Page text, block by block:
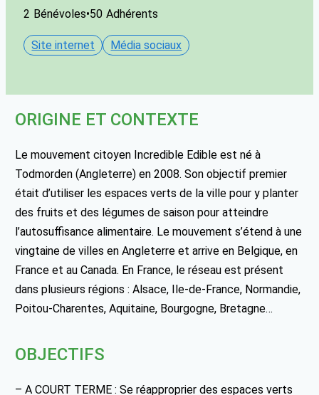
2 Bénévoles•50 Adhérents
Site internet Média sociaux
ORIGINE ET CONTEXTE
Le mouvement citoyen Incredible Edible est né à
Todmorden (Angleterre) en 2008. Son objectif premier
était d’utiliser les espaces verts de la ville pour y planter
des fruits et des légumes de saison pour atteindre
l’autosuffisance alimentaire. Le mouvement s’étend à une
vingtaine de villes en Angleterre et arrive en Belgique, en
France et au Canada. En France, le réseau est présent
dans plusieurs régions : Alsace, Ile-de-France, Normandie,
Poitou-Charentes, Aquitaine, Bourgogne, Bretagne…
OBJECTIFS
– A COURT TERME : Se réapproprier des espaces verts